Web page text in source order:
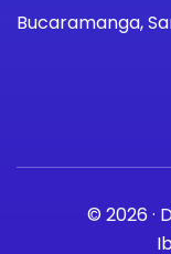
Bucaramanga,
© 2026 ·